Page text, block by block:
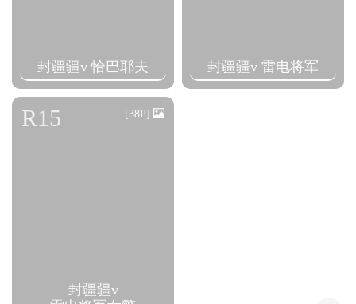
封疆疆v 恰巴耶夫 封疆疆v 雷电将军
封疆疆v
R15 [38P]